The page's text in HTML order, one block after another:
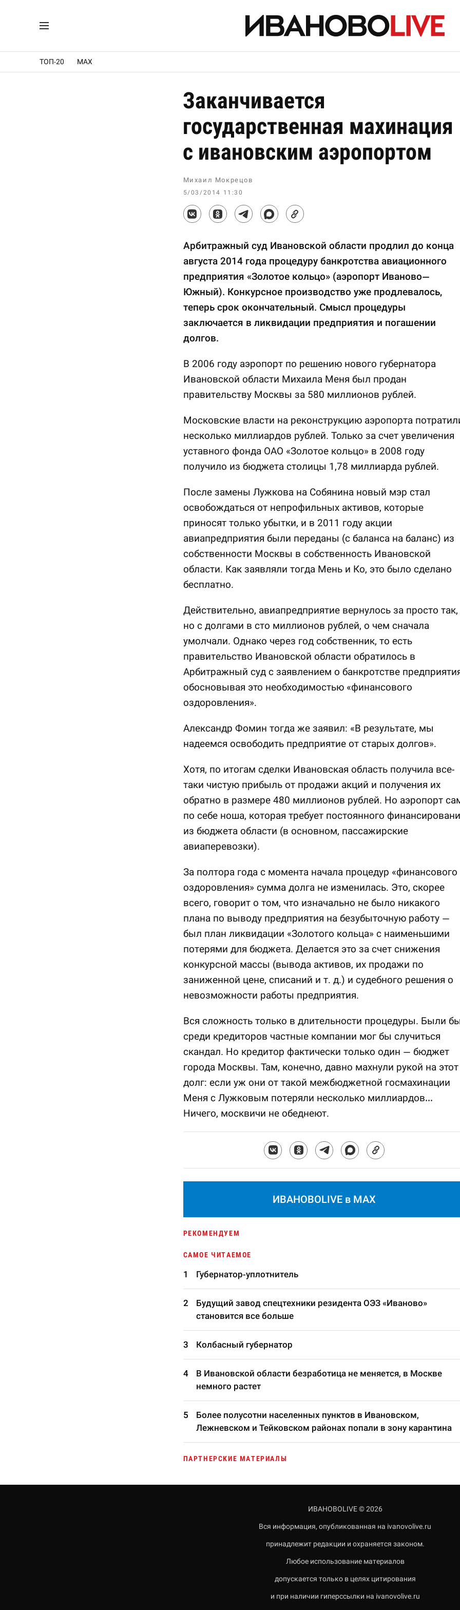
ТОП-20 MAX
Заканчивается
государственная махинация
с ивановским аэропортом
Михаил Мокрецов
5/03/2014 11:30
Арбитражный суд Ивановской области продлил до конца
августа 2014 года процедуру банкротства авиационного
предприятия «Золотое кольцо» (аэропорт Иваново—
Южный). Конкурсное производство уже продлевалось,
теперь срок окончательный. Смысл процедуры
заключается в ликвидации предприятия и погашении
долгов.
В 2006 году аэропорт по решению нового губернатора
Ивановской области Михаила Меня был продан
правительству Москвы за 580 миллионов рублей.
Московские власти на реконструкцию аэропорта
несколько миллиардов рублей. Только за счет увеличения
уставного фонда ОАО «Золотое кольцо» в 2008 году
получило из бюджета столицы 1,78 миллиарда рублей.
После замены Лужкова на Собянина новый мэр стал
освобождаться от непрофильных активов, которые
приносят только убытки, и в 2011 году акции
авиапредприятия были переданы (с баланса на баланс) из
собственности Москвы в собственность Ивановской
области. Как заявляли тогда Мень и Ко, это было сделано
бесплатно.
Действительно, авиапредприятие вернулось за просто так,
но с долгами в сто миллионов рублей, о чем сначала
умолчали. Однако через год собственник, то есть
правительство Ивановской области обратилось в
Арбитражный суд с заявлением о банкротстве
обосновывая это необходимостью «финансового
оздоровления».
Александр Фомин тогда же заявил: «В результате, мы
надеемся освободить предприятие от старых долгов».
Хотя, по итогам сделки Ивановская область получила все-
таки чистую прибыль от продажи акций и получения их
обратно в размере 480 миллионов рублей. Но аэропорт
по себе ноша, которая требует постоянного
из бюджета области (в основном, пассажирские
авиаперевозки).
За полтора года с момента начала процедур «финансового
оздоровления» сумма долга не изменилась. Это, скорее
всего, говорит о том, что изначально не было никакого
плана по выводу предприятия на безубыточную работу —
был план ликвидации «Золотого кольца» с наименьшими
потерями для бюджета. Делается это за счет снижения
конкурсной массы (вывода активов, их продажи по
заниженной цене, списаний и т. д.) и судебного решения о
невозможности работы предприятия.
Вся сложность только в длительности процедуры. Были
среди кредиторов частные компании мог бы случиться
скандал. Но кредитор фактически только один — бюджет
города Москвы. Там, конечно, давно махнули рукой на этот
долг: если уж они от такой межбюджетной госмахинации
Меня с Лужковым потеряли несколько миллиардов…
Ничего, москвичи не обеднеют.
ИВАНОВОLIVE в MAX
РЕКОМЕНДУЕМ
САМОЕ ЧИТАЕМОЕ
Губернатор-уплотнитель
Будущий завод спецтехники резидента ОЭЗ «Иваново»
становится все больше
Колбасный губернатор
В Ивановской области безработица не меняется, в Москве
немного растет
Более полусотни населенных пунктов в Ивановском,
Лежневском и Тейковском районах попали в зону карантина
ПАРТНЕРСКИЕ МАТЕРИАЛЫ
ИВАНОВОLIVE © 2026
Вся информация, опубликованная на ivanovolive.ru
принадлежит редакции и охраняется законом.
Любое использование материалов
допускается только в целях цитирования
и при наличии гиперссылки на ivanovolive.ru